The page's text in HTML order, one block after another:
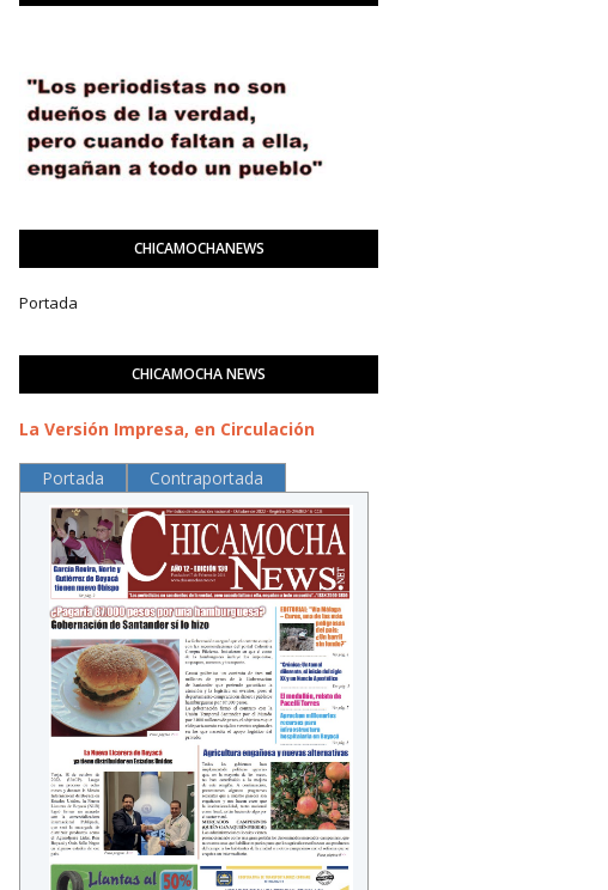
CHICAMOCHANEWS
Portada
CHICAMOCHA NEWS
La Versión Impresa, en Circulación
Portada Contraportada